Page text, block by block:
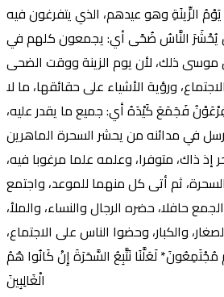
الزِّينَةِ وهو عيدهم، الذي يتفرغون فيه
يُحْشَرَ النَّاسُ ضُحًى أي: يجمعون كلهم في
ذلك، لأن يوم الزينة ووقت الضحى
ورؤية الأشياء على حقائقها، ما لا
فَجَمَعَ كَيْدَهُ أي: جميع ما يقدر عليه،
في مدائنه من يحشر السحرة الماهرين
ذاك، متوفرا، وعلمه علما مرغوبا فيه،
ثم أتى كل منهما للموعد، واجتمع
حافلا، حضره الرجال والنساء، والملأ،
والكبار، وحضوا الناس على الاجتماع،
مُجْتَمِعُونَ* لَعَلَّنَا نَتَّبِعُ السَّحَرَةَ إِنْ كَانُوا هُمُ
الْغَالِبِينَ